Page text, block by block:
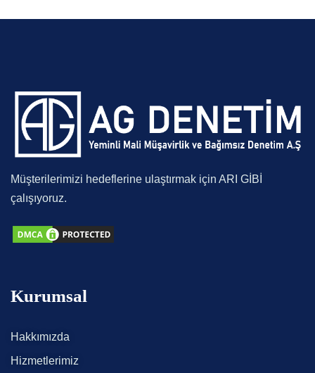
Müşterilerimizi hedeflerine ulaştırmak için ARI GİBİ
çalışıyoruz.
Kurumsal
Hakkımızda
Hizmetlerimiz